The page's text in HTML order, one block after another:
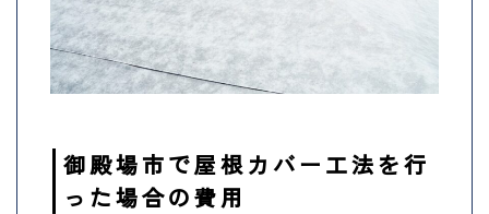
御殿場市で屋根カバー工法を行
った場合の費用